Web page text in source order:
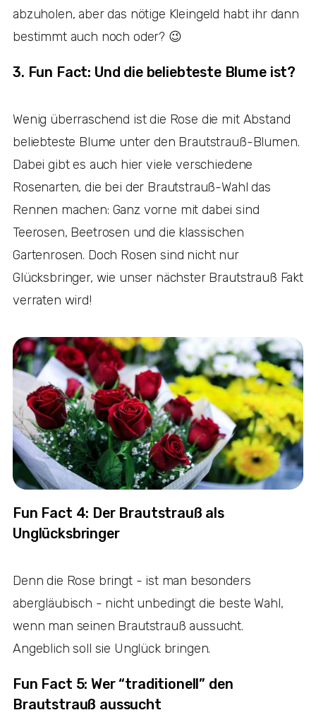
abzuholen, aber das nötige Kleingeld habt ihr dann
bestimmt auch noch oder? 😉
3. Fun Fact: Und die beliebteste Blume ist?
Wenig überraschend ist die Rose die mit Abstand
beliebteste Blume unter den Brautstrauß-Blumen.
Dabei gibt es auch hier viele verschiedene
Rosenarten, die bei der Brautstrauß-Wahl das
Rennen machen: Ganz vorne mit dabei sind
Teerosen, Beetrosen und die klassischen
Gartenrosen. Doch Rosen sind nicht nur
Glücksbringer, wie unser nächster Brautstrauß Fakt
verraten wird!
Fun Fact 4: Der Brautstrauß als
Unglücksbringer
Denn die Rose bringt - ist man besonders
abergläubisch - nicht unbedingt die beste Wahl,
wenn man seinen Brautstrauß aussucht.
Angeblich soll sie Unglück bringen.
Fun Fact 5: Wer “traditionell” den
Brautstrauß aussucht